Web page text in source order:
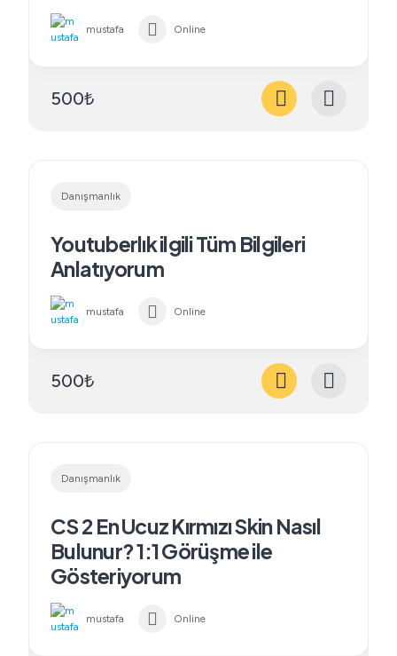
mustafa Online
500₺
Danışmanlık
Youtuberlık ilgili Tüm Bilgileri
Anlatıyorum
mustafa Online
500₺
Danışmanlık
CS 2 En Ucuz Kırmızı Skin Nasıl
Bulunur? 1:1 Görüşme ile
Gösteriyorum
mustafa Online